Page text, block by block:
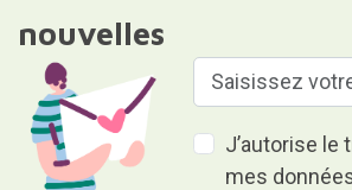
nouvelles
J’autorise le
mes